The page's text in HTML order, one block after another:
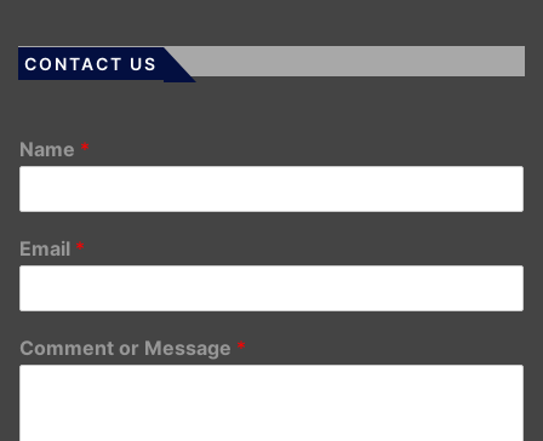
CONTACT US
Name *
Email *
Comment or Message *